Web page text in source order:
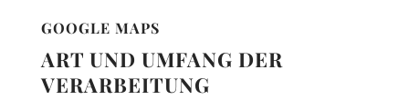
GOOGLE MAPS
ART UND UMFANG DER
VERARBEITUNG